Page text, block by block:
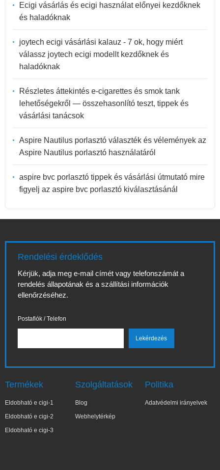
Ecigi vásárlás és ecigi használat előnyei kezdőknek
és haladóknak
joytech ecigi vásárlási kalauz - 7 ok, hogy miért
válassz joytech ecigi modellt kezdőknek és
haladóknak
Részletes áttekintés e-cigarettes és smok tank
lehetőségekről — összehasonlító teszt, tippek és
vásárlási tanácsok
Aspire Nautilus porlasztó választék és vélemények az
Aspire Nautilus porlasztó használatáról
aspire bvc porlasztó tippek és vásárlási útmutató mire
figyelj az aspire bvc porlasztó kiválasztásánál
Rendelési érdeklődés
Kérjük, adja meg e-mail címét vagy telefonszámát a
rendelés állapotának és a szállítási információk
ellenőrzéséhez.
Postafiók / Telefon
Termékek
Eldobható e cigi-1
Eldobható e cigi-2
Eldobható e cigi-3
Szolgáltatások
Blog
Webhelytérkép
Politika
Adatvédelmi irányelvek